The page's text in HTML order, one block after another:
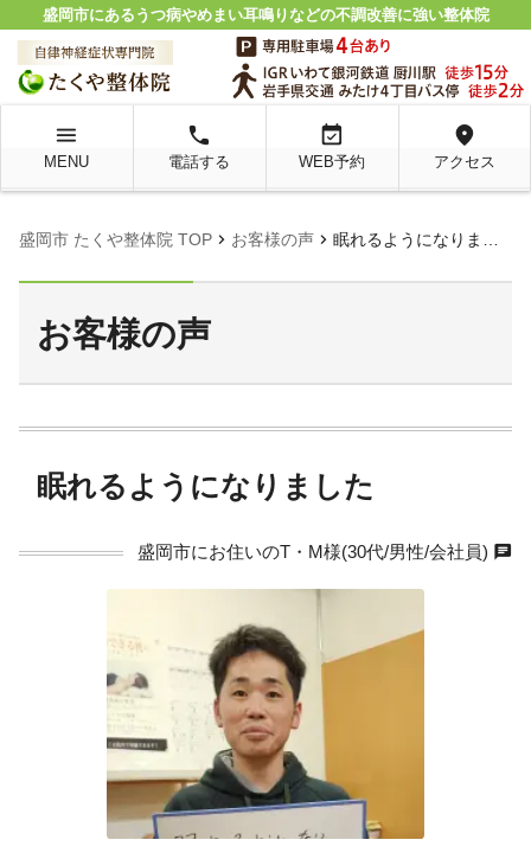
盛岡市にあるうつ病やめまい耳鳴りなどの不調改善に強い整体院
menu
MENU
local_phone
電話する
event_available
WEB予約
location_on
アクセス
盛岡市 たくや整体院 TOP chevron_right お客様の声 chevron_right 眠れるようになりました
お客様の声
眠れるようになりました
盛岡市にお住いのT・M様(30代/男性/会社員) chat